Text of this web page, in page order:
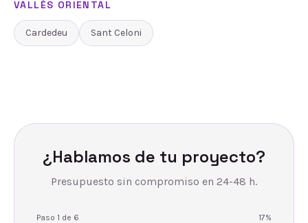
VALLÈS ORIENTAL
Cardedeu Sant Celoni
¿Hablamos de tu proyecto?
Presupuesto sin compromiso en 24-48 h.
Paso 1 de 6 17%